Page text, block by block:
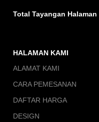
Total Tayangan Halaman
HALAMAN KAMI
ALAMAT KAMI
CARA PEMESANAN
DAFTAR HARGA
DESIGN